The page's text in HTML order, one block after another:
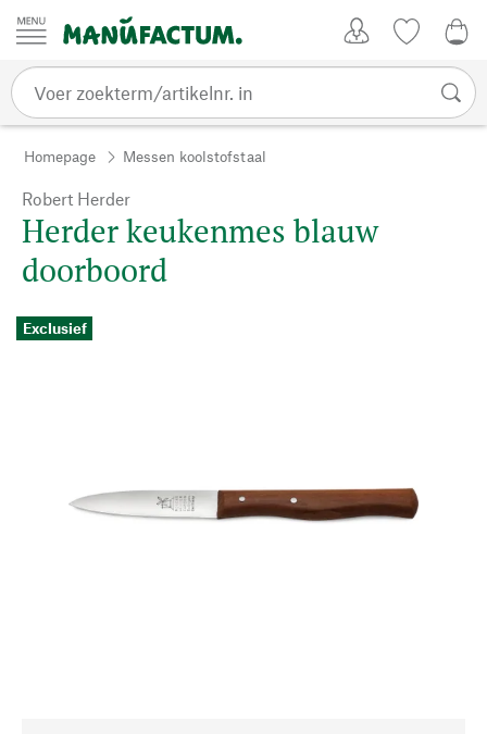
Passer au contenu
Homepage Messen koolstofstaal
Robert Herder
Herder keukenmes blauw
doorboord
Exclusief